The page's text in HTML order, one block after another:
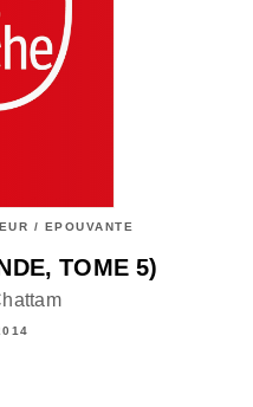
/ EPOUVANTE
TOME 5)